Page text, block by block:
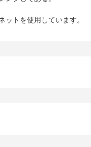
トを使用しています。